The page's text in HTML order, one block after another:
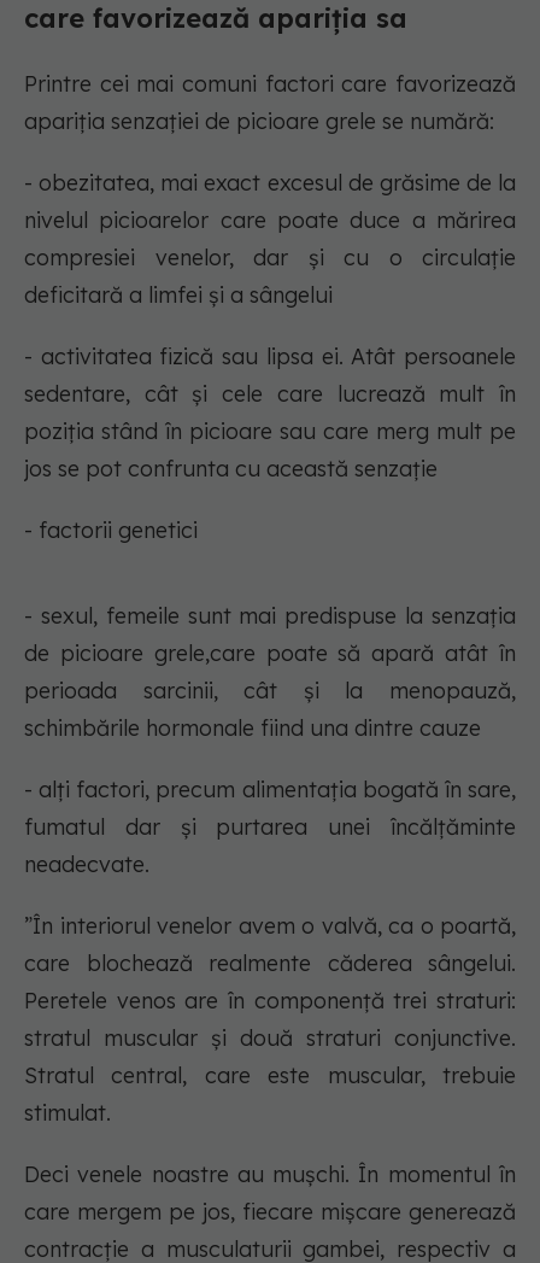
care favorizează apariția sa
Printre cei mai comuni factori care favorizează
apariția senzației de picioare grele se numără:
- obezitatea, mai exact excesul de grăsime de la
nivelul picioarelor care poate duce a mărirea
compresiei venelor, dar și cu o circulație
deficitară a limfei și a sângelui
- activitatea fizică sau lipsa ei. Atât persoanele
sedentare, cât și cele care lucrează mult în
poziția stând în picioare sau care merg mult pe
jos se pot confrunta cu această senzație
- factorii genetici
- sexul, femeile sunt mai predispuse la senzația
de picioare grele,care poate să apară atât în
perioada sarcinii, cât și la menopauză,
schimbările hormonale fiind una dintre cauze
- alți factori, precum alimentația bogată în sare,
fumatul dar și purtarea unei încălțăminte
neadecvate.
”În interiorul venelor avem o valvă, ca o poartă,
care blochează realmente căderea sângelui.
Peretele venos are în componență trei straturi:
stratul muscular și două straturi conjunctive.
Stratul central, care este muscular, trebuie
stimulat.
Deci venele noastre au mușchi. În momentul în
care mergem pe jos, fiecare mișcare generează
contracție a musculaturii gambei, respectiv a